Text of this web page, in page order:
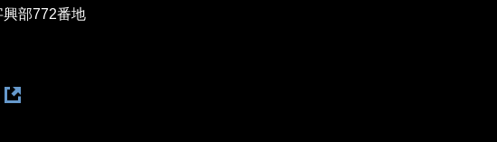
部772番地